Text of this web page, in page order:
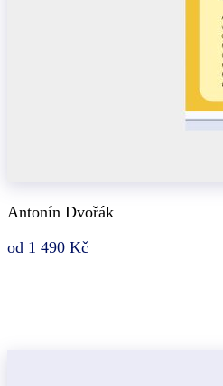
Antonín Dvořák
od 1 490 Kč